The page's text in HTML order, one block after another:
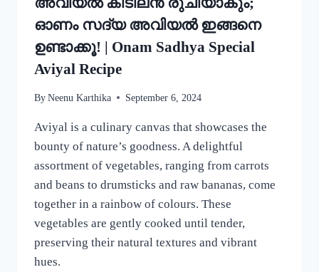
ഓണം സദ്യ അവിയൽ ഇങ്ങനെ
ഉണ്ടാക്കൂ! | Onam Sadhya Special
Aviyal Recipe
By Neenu Karthika September 6, 2024
Aviyal is a culinary canvas that showcases the
bounty of nature’s goodness. A delightful
assortment of vegetables, ranging from carrots
and beans to drumsticks and raw bananas, come
together in a rainbow of colours. These
vegetables are gently cooked until tender,
preserving their natural textures and vibrant
hues.